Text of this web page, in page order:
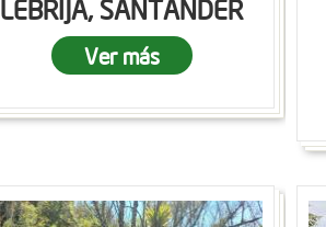
LEBRIJA, SANTANDER
Ver más